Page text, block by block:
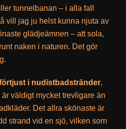
tunnelbanan – i alla fall
vill jag ju helst kunna njuta av
glädjeämnen – att sola,
naken i naturen. Det gör
i nudistbadstränder,
väldigt mycket trevligare än
Det allra skönaste är
strand vid en sjö, vilken som